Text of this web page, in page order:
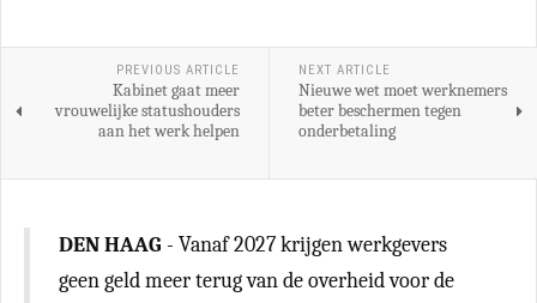
PREVIOUS ARTICLE
Kabinet gaat meer
vrouwelijke statushouders
aan het werk helpen
NEXT ARTICLE
Nieuwe wet moet werknemers
beter beschermen tegen
onderbetaling
DEN HAAG - Vanaf 2027 krijgen werkgevers
geen geld meer terug van de overheid voor de